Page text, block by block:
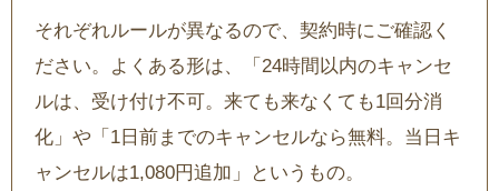
それぞれルールが異なるので、契約時にご確認く
ださい。よくある形は、「24時間以内のキャンセ
ルは、受け付け不可。来ても来なくても1回分消
化」や「1日前までのキャンセルなら無料。当日キ
ャンセルは1,080円追加」というもの。